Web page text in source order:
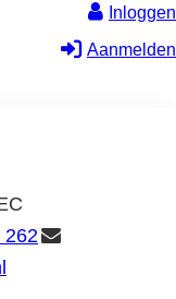
Inloggen
Aanmelden
262